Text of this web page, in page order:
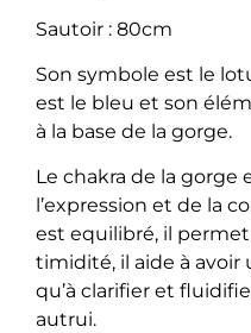
Sautoir : 80cm
Son symbole est le
est le bleu et son
à la base de la gorge.
Le chakra de la gorge
l’expression et de la
est equilibré, il
timidité, il aide à avoir
qu’à clarifier et
autrui.